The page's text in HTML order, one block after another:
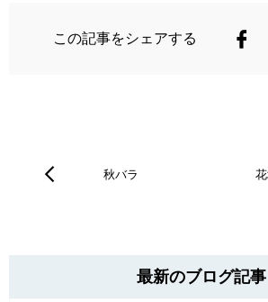
この記事をシェアする
秋バラ
最新のブログ記事